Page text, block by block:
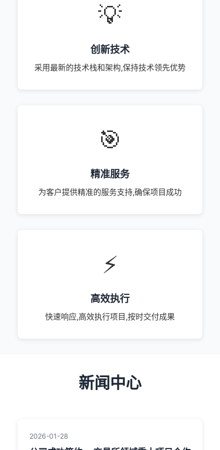
💡
创新技术
采用最新的技术栈和架构,保持技术领先优势
🎯
精准服务
为客户提供精准的服务支持,确保项目成功
⚡
高效执行
快速响应,高效执行项目,按时交付成果
新闻中心
2026-01-28